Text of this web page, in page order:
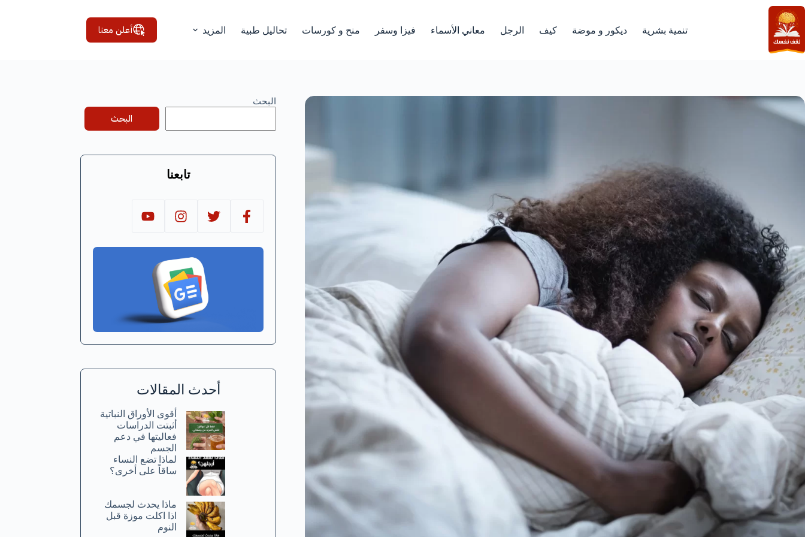
التجاوز
إلى
المحتوى
تنمية بشرية ديكور و موضة كيف الرجل معاني الأسماء فيزا وسفر منح و كورسات تحاليل طبية المزيد أعلن معنا
البحث
البحث
تابعنا
أحدث المقالات
أقوى الأوراق النباتية
أثبتت الدراسات
فعاليتها في دعم
الجسم
لماذا تضع النساء
ساقاً على أخرى؟
ماذا يحدث لجسمك
اذا اكلت موزة قبل
النوم